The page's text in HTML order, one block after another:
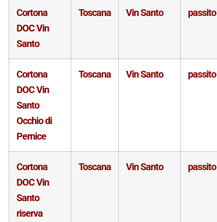
Cortona
DOC Vin
Santo
Toscana Vin Santo passito
Cortona
DOC Vin
Santo
Occhio di
Pernice
Toscana Vin Santo passito
Cortona
DOC Vin
Santo
riserva
Toscana Vin Santo passito